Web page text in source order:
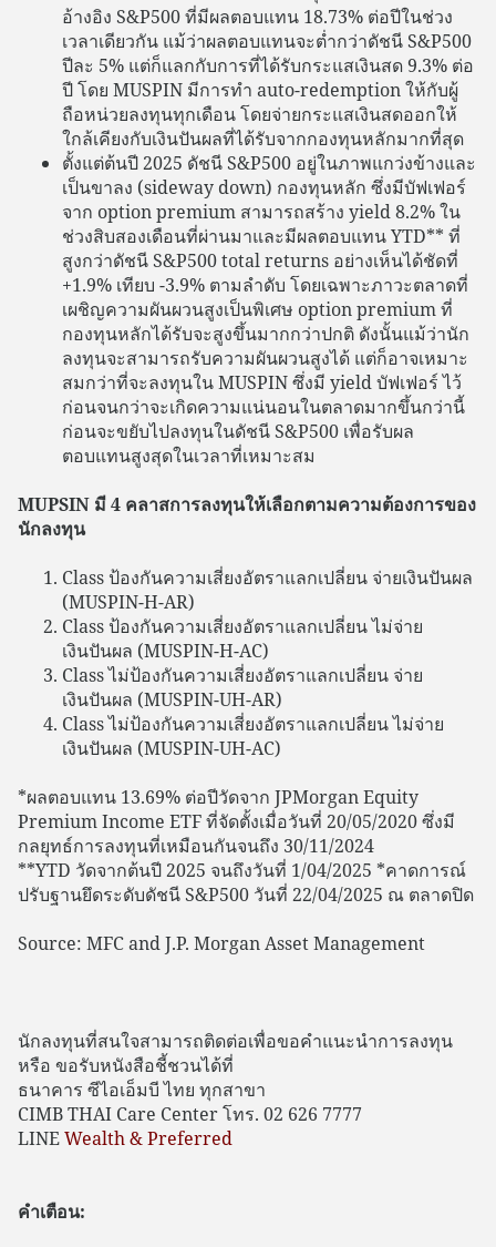
อ้างอิง S&P500 ที่มีผลตอบแทน 18.73% ต่อปีในช่วง
เวลาเดียวกัน แม้ว่าผลตอบแทนจะต่ำกว่าดัชนี S&P500
ปีละ 5% แต่ก็แลกกับการที่ได้รับกระแสเงินสด 9.3% ต่อ
ปี โดย MUSPIN มีการทำ auto-redemption ให้กับผู้
ถือหน่วยลงทุนทุกเดือน โดยจ่ายกระแสเงินสดออกให้
ใกล้เคียงกับเงินปันผลที่ได้รับจากกองทุนหลักมากที่สุด
ตั้งแต่ต้นปี 2025 ดัชนี S&P500 อยู่ในภาพแกว่งข้างและ
เป็นขาลง (sideway down) กองทุนหลัก ซึ่งมีบัฟเฟอร์
จาก option premium สามารถสร้าง yield 8.2% ใน
ช่วงสิบสองเดือนที่ผ่านมาและมีผลตอบแทน YTD** ที่
สูงกว่าดัชนี S&P500 total returns อย่างเห็นได้ชัดที่
+1.9% เทียบ -3.9% ตามลำดับ โดยเฉพาะภาวะตลาดที่
เผชิญความผันผวนสูงเป็นพิเศษ option premium ที่
กองทุนหลักได้รับจะสูงขึ้นมากกว่าปกติ ดังนั้นแม้ว่านัก
ลงทุนจะสามารถรับความผันผวนสูงได้ แต่ก็อาจเหมาะ
สมกว่าที่จะลงทุนใน MUSPIN ซึ่งมี yield บัฟเฟอร์ ไว้
ก่อนจนกว่าจะเกิดความแน่นอนในตลาดมากขึ้นกว่านี้
ก่อนจะขยับไปลงทุนในดัชนี S&P500 เพื่อรับผล
ตอบแทนสูงสุดในเวลาที่เหมาะสม
MUPSIN มี 4 คลาสการลงทุนให้เลือกตามความต้องการของ
นักลงทุน
Class ป้องกันความเสี่ยงอัตราแลกเปลี่ยน จ่ายเงินปันผล
(MUSPIN-H-AR)
Class ป้องกันความเสี่ยงอัตราแลกเปลี่ยน ไม่จ่าย
เงินปันผล (MUSPIN-H-AC)
Class ไม่ป้องกันความเสี่ยงอัตราแลกเปลี่ยน จ่าย
เงินปันผล (MUSPIN-UH-AR)
Class ไม่ป้องกันความเสี่ยงอัตราแลกเปลี่ยน ไม่จ่าย
เงินปันผล (MUSPIN-UH-AC)
*ผลตอบแทน 13.69% ต่อปีวัดจาก JPMorgan Equity
Premium Income ETF ที่จัดตั้งเมื่อวันที่ 20/05/2020 ซึ่งมี
กลยุทธ์การลงทุนที่เหมือนกันจนถึง 30/11/2024
**YTD วัดจากต้นปี 2025 จนถึงวันที่ 1/04/2025 *คาดการณ์
ปรับฐานยึดระดับดัชนี S&P500 วันที่ 22/04/2025 ณ ตลาดปิด
Source: MFC and J.P. Morgan Asset Management
นักลงทุนที่สนใจสามารถติดต่อเพื่อขอคำแนะนำการลงทุน
หรือ ขอรับหนังสือชี้ชวนได้ที่
ธนาคาร ซีไอเอ็มบี ไทย ทุกสาขา
CIMB THAI Care Center โทร. 02 626 7777
LINEWealth & Preferred
คำเตือน: